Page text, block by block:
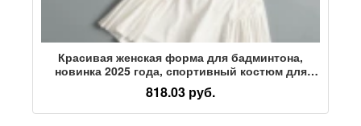
Красивая женская форма для бадминтона,
новинка 2025 года, спортивный костюм для
тенниса, спортивный топ для тренажерного
зала с короткими рукавами, быстросохнущая
короткая юбка для бега
818.03 руб.